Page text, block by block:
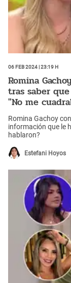
06 Feb 2024 | 23:19 h
Romina
tras saber
"No me
Romina Gachoy
información que le
hablaron?
Estefani Hoyos